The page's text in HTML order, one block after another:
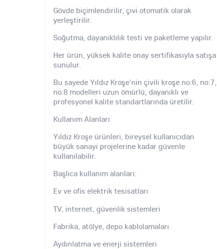
Gövde biçimlendirilir, çivi otomatik olarak
yerleştirilir.
Soğutma, dayanıklılık testi ve paketleme yapılır.
Her ürün, yüksek kalite onay sertifikasıyla satışa
sunulur.
Bu sayede Yıldız Kroşe'nin çivili kroşe no:6, no:7,
no:8 modelleri uzun ömürlü, dayanıklı ve
profesyonel kalite standartlarında üretilir.
Kullanım Alanları
Yıldız Kroşe ürünleri, bireysel kullanıcıdan
büyük sanayi projelerine kadar güvenle
kullanılabilir.
Başlıca kullanım alanları:
Ev ve ofis elektrik tesisatları
TV, internet, güvenlik sistemleri
Fabrika, atölye, depo kablolamaları
Aydınlatma ve enerji sistemleri